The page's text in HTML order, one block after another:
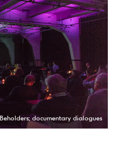
Beholders; documentary dialogues